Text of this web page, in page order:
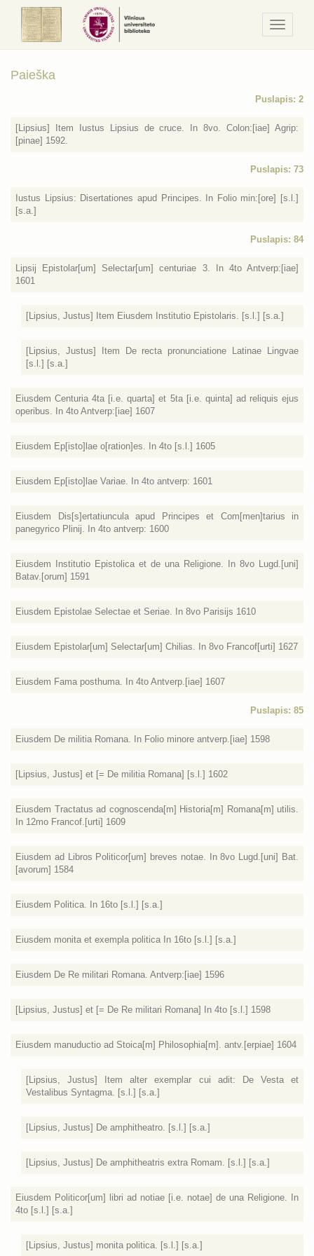
/
Meniu
Paieška
Puslapis: 2
[Lipsius] Item Iustus Lipsius de cruce. In 8vo. Colon:[iae] Agrip:
[pinae] 1592.
Puslapis: 73
Iustus Lipsius: Disertationes apud Principes. In Folio min:[ore] [s.l.]
[s.a.]
Puslapis: 84
Lipsij Epistolar[um] Selectar[um] centuriae 3. In 4to Antverp:[iae]
1601
[Lipsius, Justus] Item Eiusdem Institutio Epistolaris. [s.l.] [s.a.]
[Lipsius, Justus] Item De recta pronunciatione Latinae Lingvae
[s.l.] [s.a.]
Eiusdem Centuria 4ta [i.e. quarta] et 5ta [i.e. quinta] ad reliquis ejus
operibus. In 4to Antverp:[iae] 1607
Eiusdem Ep[isto]lae o[ration]es. In 4to [s.l.] 1605
Eiusdem Ep[isto]lae Variae. In 4to antverp: 1601
Eiusdem Dis[s]ertatiuncula apud Principes et Com[men]tarius in
panegyrico Plinij. In 4to antverp: 1600
Eiusdem Institutio Epistolica et de una Religione. In 8vo Lugd.[uni]
Batav.[orum] 1591
Eiusdem Epistolae Selectae et Seriae. In 8vo Parisijs 1610
Eiusdem Epistolar[um] Selectar[um] Chilias. In 8vo Francof[urti] 1627
Eiusdem Fama posthuma. In 4to Antverp.[iae] 1607
Puslapis: 85
Eiusdem De militia Romana. In Folio minore antverp.[iae] 1598
[Lipsius, Justus] et [= De militia Romana] [s.l.] 1602
Eiusdem Tractatus ad cognoscenda[m] Historia[m] Romana[m] utilis.
In 12mo Francof.[urti] 1609
Eiusdem ad Libros Politicor[um] breves notae. In 8vo Lugd.[uni] Bat.
[avorum] 1584
Eiusdem Politica. In 16to [s.l.] [s.a.]
Eiusdem monita et exempla politica In 16to [s.l.] [s.a.]
Eiusdem De Re militari Romana. Antverp:[iae] 1596
[Lipsius, Justus] et [= De Re militari Romana] In 4to [s.l.] 1598
Eiusdem manuductio ad Stoica[m] Philosophia[m]. antv.[erpiae] 1604
[Lipsius, Justus] Item alter exemplar cui adit: De Vesta et
Vestalibus Syntagma. [s.l.] [s.a.]
[Lipsius, Justus] De amphitheatro. [s.l.] [s.a.]
[Lipsius, Justus] De amphitheatris extra Romam. [s.l.] [s.a.]
Eiusdem Politicor[um] libri ad notiae [i.e. notae] de una Religione. In
4to [s.l.] [s.a.]
[Lipsius, Justus] monita politica. [s.l.] [s.a.]